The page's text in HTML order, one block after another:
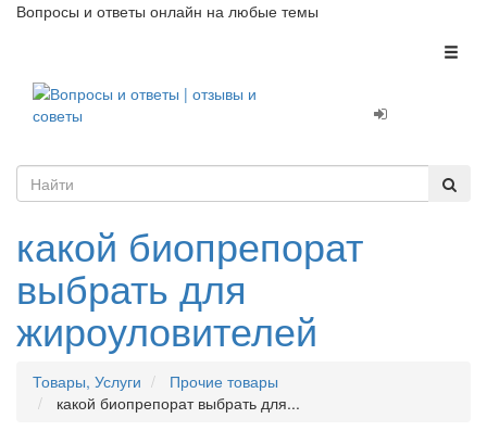
Вопросы и ответы онлайн на любые темы
какой биопрепорат
выбрать для
жироуловителей
Товары, Услуги
Прочие товары
какой биопрепорат выбрать для...